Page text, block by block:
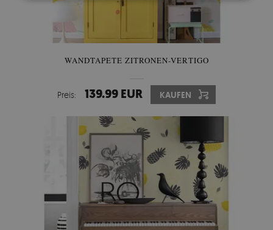
WANDTAPETE ZITRONEN-VERTIGO
Preis: 139.99 EUR KAUFEN